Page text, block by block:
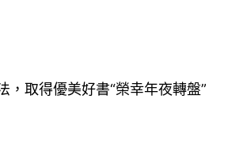
取得優美好書“榮幸年夜轉盤”